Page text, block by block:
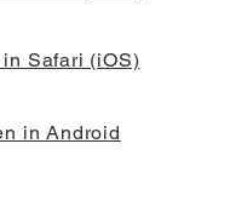
Safari (iOS)
in Android